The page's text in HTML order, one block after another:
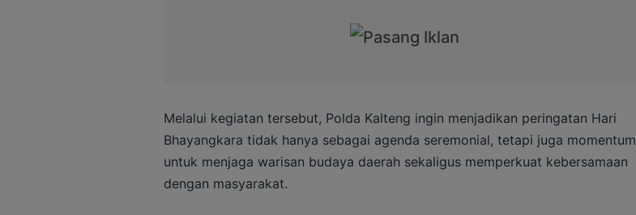
Melalui kegiatan tersebut, Polda Kalteng ingin menjadikan peringatan Hari
Bhayangkara tidak hanya sebagai agenda seremonial, tetapi juga momentum
untuk menjaga warisan budaya daerah sekaligus memperkuat kebersamaan
dengan masyarakat.